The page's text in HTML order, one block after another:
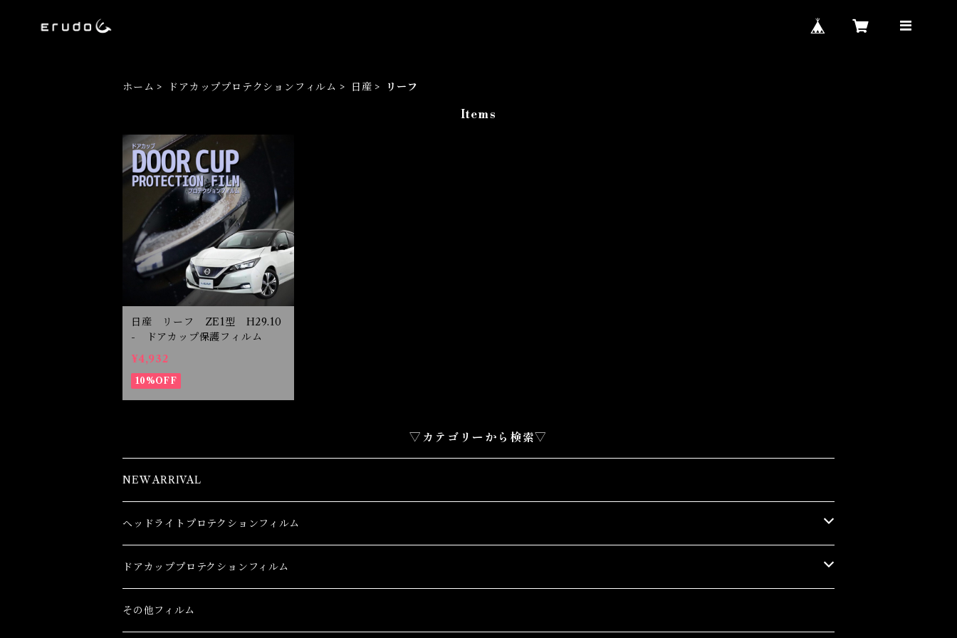
ホーム ドアカッププロテクションフィルム 日産 リーフ
Items
日産 リーフ ZE1型 H29.10
- ドアカップ保護フィルム
¥4,932
10%OFF
▽カテゴリーから検索▽
NEW ARRIVAL
ヘッドライトプロテクションフィルム
トヨタ
86(GR86)
レクサス
ドアカッププロテクションフィルム
トヨタ
その他フィルム